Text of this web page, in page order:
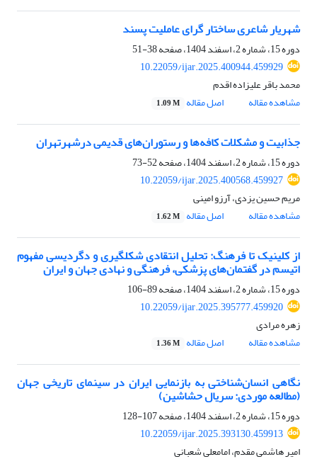
شهریار شاعری ساختار گرای عاملیت پسند
دوره 15، شماره 2، اسفند 1404، صفحه
38-51
10.22059/ijar.2025.400944.459929
محمد باقر علیزاده اقدم
مشاهده مقاله
اصل مقاله 1.09 M
جذابیت و مشکلات کافه‌ها و رستوران‌های قدیمی درشهرتهران
دوره 15، شماره 2، اسفند 1404، صفحه
52-73
10.22059/ijar.2025.400568.459927
مریم حسین یزدی، آرزو امینی
مشاهده مقاله
اصل مقاله 1.62 M
از کلینیک تا فرهنگ: تحلیل انتقادی شکلگیری و دگردیسی مفهوم
اتیسم در گفتمان‌های پزشکی، فرهنگی و نهادی جهان و ایران
دوره 15، شماره 2، اسفند 1404، صفحه
89-106
10.22059/ijar.2025.395777.459920
زهره مرادی
مشاهده مقاله
اصل مقاله 1.36 M
نگاهی انسان‌شناختی به بازنمایی ایران در سینمای تاریخی جهان
(مطالعه موردی: سریال حشاشین)
دوره 15، شماره 2، اسفند 1404، صفحه
107-128
10.22059/ijar.2025.393130.459913
امیر هاشمی مقدم، امامعلی شعبانی